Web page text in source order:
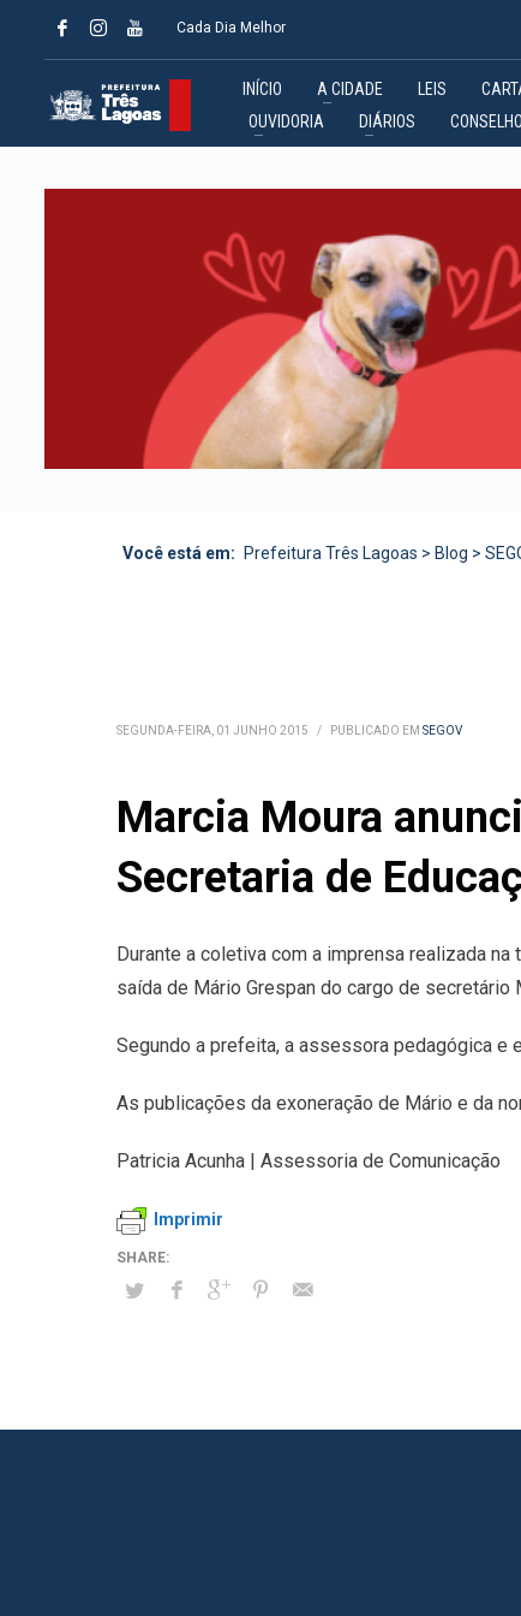
Cada Dia Melhor
INÍCIO A CIDADE LEIS
OUVIDORIA
DIÁRIOS
Você está em: Prefeitura Três Lagoas > Blog >
SEGUNDA-FEIRA, 01 JUNHO 2015 / PUBLICADO EM SEGOV
Marcia Moura
Secretaria de
Durante a coletiva com a imprensa realizada
saída de Mário Grespan do cargo de secretário
Segundo a prefeita, a assessora pedagógica e
As publicações da exoneração de Mário e da
Patricia Acunha | Assessoria de Comunicação
Imprimir